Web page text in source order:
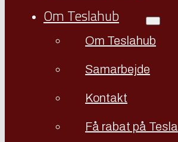
Om Teslahub
Om Teslahub
Samarbejde
Kontakt
Få rabat på Tesla